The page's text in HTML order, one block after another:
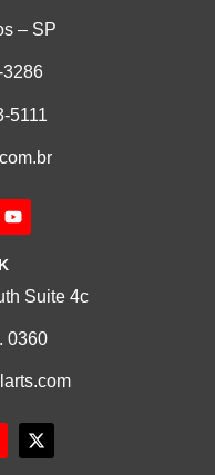
– SP
3286
5111
Suite 4c
0360